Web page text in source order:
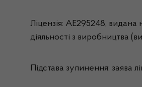
Ліцензія: АЕ295248, видана
діяльності з виробництва
Підстава зупинення: заява